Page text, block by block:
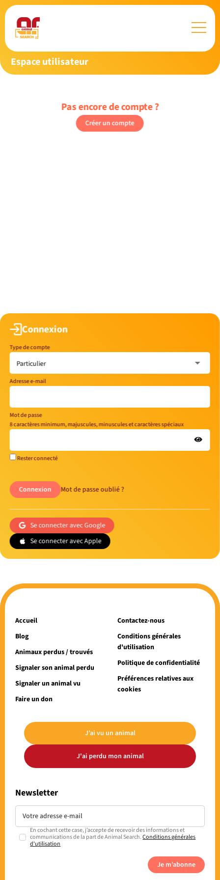
Espace utilisateur
Pas encore de compte ?
Créer un compte
Connexion
Type de compte
Adresse e-mail
Mot de passe
8 caractères minimum, majuscules, minuscules et caractères spéciaux
Rester connecté
Connexion Mot de passe oublié ?
Se connecter avec Google
Se connecter avec Apple
Accueil
Blog
Animaux perdus / trouvés
Signaler son animal perdu
Signaler un animal vu
Faire un don
Contactez-nous
Conditions générales
d'utilisation
Politique de confidentialité
Préférences relatives aux
cookies
J’ai vu un animal
J'ai perdu mon animal
Newsletter
En cochant cette case, j’accepte de recevoir des informations et
communications de la part de Animal Search.Conditions générales
d'utilisation
Je m’abonne